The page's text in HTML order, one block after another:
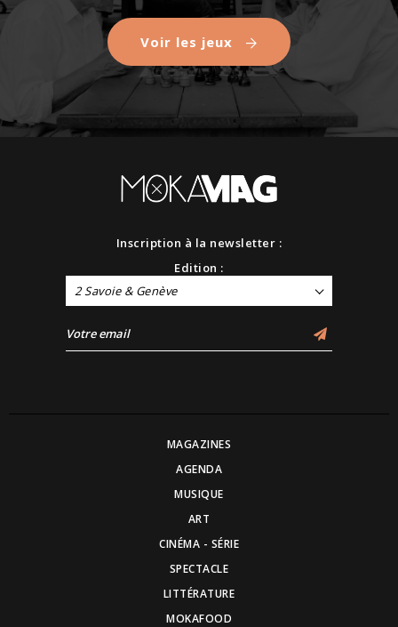
Voir les jeux
Inscription à la newsletter :
Edition :
2 Savoie & Genève
MAGAZINES
AGENDA
MUSIQUE
ART
CINÉMA - SÉRIE
SPECTACLE
LITTÉRATURE
MOKAFOOD